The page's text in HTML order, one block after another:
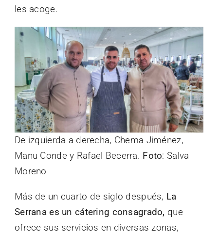
les acoge.
De izquierda a derecha, Chema Jiménez,
Manu Conde y Rafael Becerra. Foto: Salva
Moreno
Más de un cuarto de siglo después, La
Serrana es un cátering consagrado, que
ofrece sus servicios en diversas zonas,